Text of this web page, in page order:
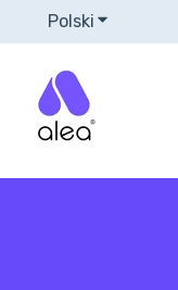
Polski Pokaż